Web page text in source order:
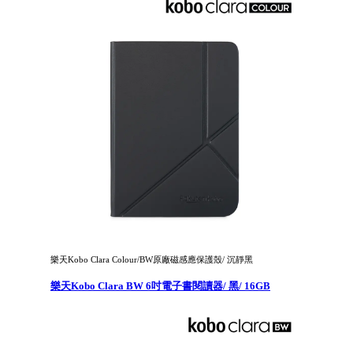
樂天Kobo Clara Colour/BW原廠磁感應保護殼/ 沉靜黑
樂天Kobo Clara BW 6吋電子書閱讀器/ 黑/ 16GB